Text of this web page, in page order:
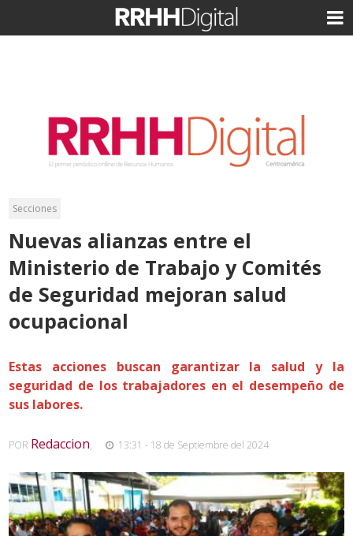
Secciones
Nuevas alianzas entre el
Ministerio de Trabajo y Comités
de Seguridad mejoran salud
ocupacional
Estas acciones buscan garantizar la salud y la
seguridad de los trabajadores en el desempeño de
sus labores.
POR Redaccion, 13:31 - 18 de Septiembre del 2024